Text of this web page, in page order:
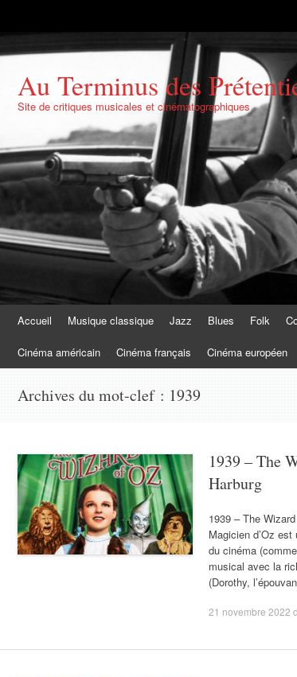
Au Terminus des
Site de critiques musicales et cinématographiques
Aller au contenu
Accueil Musique classique Jazz Blues Folk
Cinéma américain Cinéma français Cinéma européen
Archives du mot-clef : 1939
1939 – The
Harburg
1939 – The
Magicien d’Oz
du cinéma
musical avec la
(Dorothy,
21 novembre 2022